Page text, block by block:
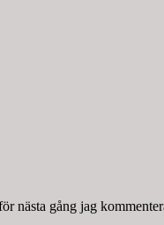
nästa gång jag